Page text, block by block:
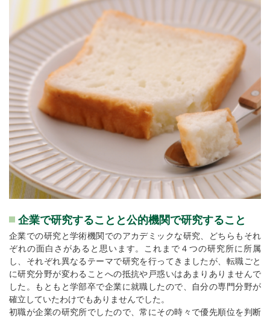
企業で研究することと公的機関で研究すること
企業での研究と学術機関でのアカデミックな研究、どちらもそれ
ぞれの面白さがあると思います。これまで４つの研究所に所属
し、それぞれ異なるテーマで研究を行ってきましたが、転職ごと
に研究分野が変わることへの抵抗や戸惑いはあまりありませんで
した。もともと学部卒で企業に就職したので、自分の専門分野が
確立していたわけでもありませんでした。
初職が企業の研究所でしたので、常にその時々で優先順位を判断